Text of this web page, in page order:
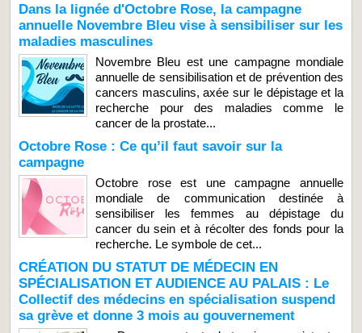
Dans la lignée d'Octobre Rose, la campagne
annuelle Novembre Bleu vise à sensibiliser sur les
maladies masculines
Novembre Bleu est une campagne mondiale
annuelle de sensibilisation et de prévention des
cancers masculins, axée sur le dépistage et la
recherche pour des maladies comme le
cancer de la prostate...
Octobre Rose : Ce qu’il faut savoir sur la
campagne
Octobre rose est une campagne annuelle
mondiale de communication destinée à
sensibiliser les femmes au dépistage du
cancer du sein et à récolter des fonds pour la
recherche. Le symbole de cet...
CRÉATION DU STATUT DE MÉDECIN EN
SPÉCIALISATION ET AUDIENCE AU PALAIS : Le
Collectif des médecins en spécialisation suspend
sa grève et donne 3 mois au gouvernement